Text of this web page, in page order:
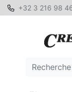
+32 3 216 98